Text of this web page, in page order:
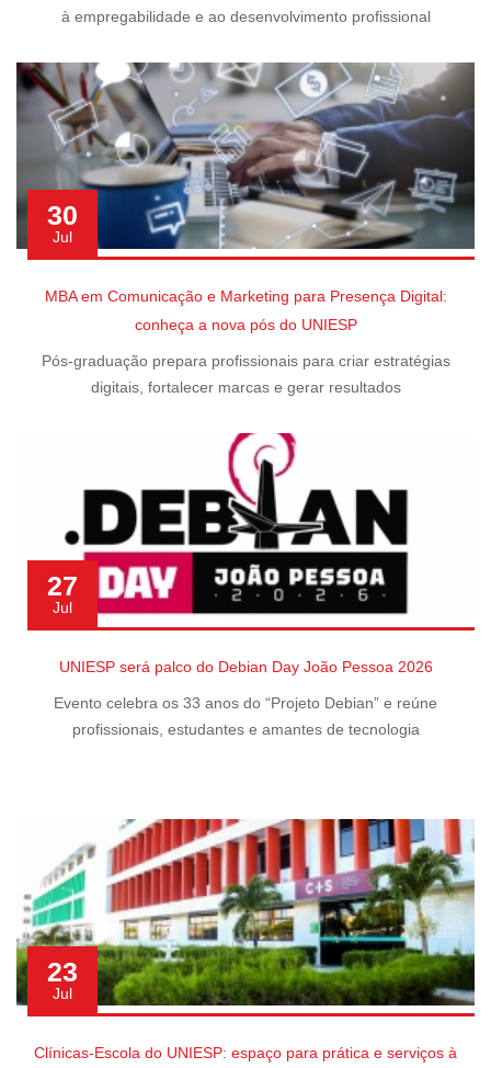
à empregabilidade e ao desenvolvimento profissional
30
Jul
MBA em Comunicação e Marketing para Presença Digital:
conheça a nova pós do UNIESP
Pós-graduação prepara profissionais para criar estratégias
digitais, fortalecer marcas e gerar resultados
27
Jul
UNIESP será palco do Debian Day João Pessoa 2026
Evento celebra os 33 anos do “Projeto Debian” e reúne
profissionais, estudantes e amantes de tecnologia
23
Jul
Clínicas-Escola do UNIESP: espaço para prática e serviços à